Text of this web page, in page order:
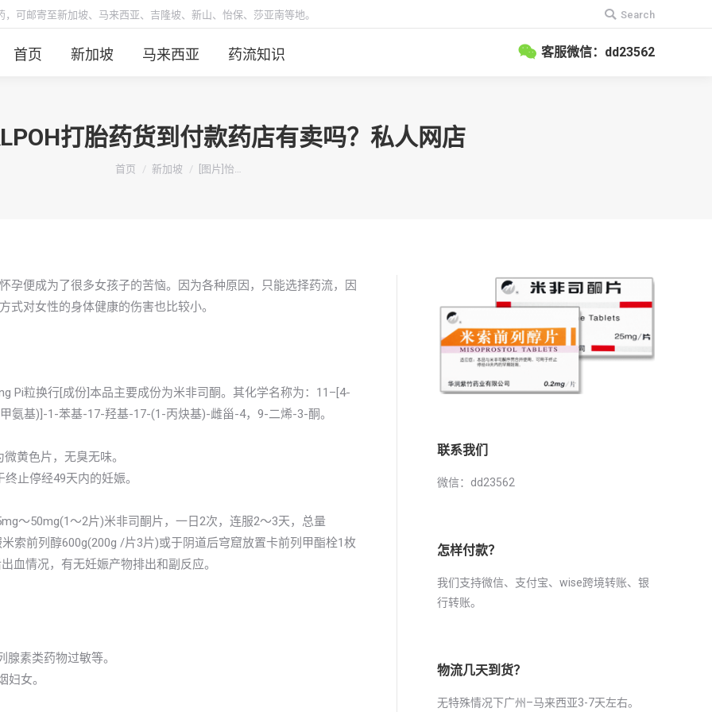
可邮寄至新加坡、马来西亚、吉隆坡、新山、怡保、莎亚南等地。
搜
索：
Search
首页 新加坡 马来西亚 药流知识 客服微信：dd23562
打胎药货到付款药店有卖吗？私人网店
你在这里：
首页 新加坡 [图片]怡…
孕便成为了很多女孩子的苦恼。因为各种原因，只能选择药流，因
对女性的身体健康的伤害也比较小。
Pi粒换行[成份]本品主要成份为米非司酮。其化学名称为：11–[4-
氨基)]-1-苯基-17-羟基-17-(1-丙炔基)-雌甾-4，9-二烯-3-酮。
黄色片，无臭无味。
止停经49天内的妊娠。
～50mg(1～2片)米非司酮片，一日2次，连服2～3天，总量
索前列醇600g(200g /片3片)或于阴道后穹窟放置卡前列甲酯栓1枚
血情况，有无妊娠产物排出和副反应。
素类药物过敏等。
女。
联系我们
微信：dd23562
怎样付款？
我们支持微信、支付宝、wise跨境转账、银
行转账。
物流几天到货？
无特殊情况下广州–马来西亚3-7天左右。